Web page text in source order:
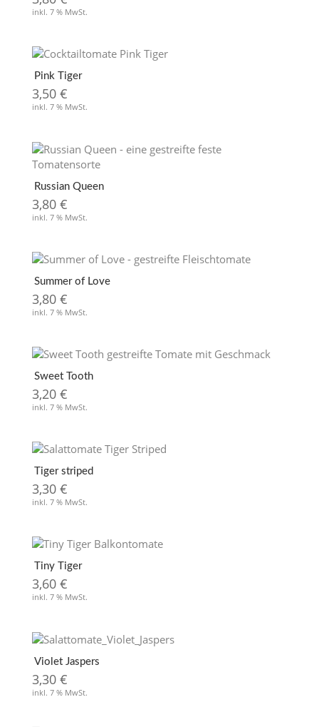
inkl. 7 % MwSt.
Pink Tiger
3,50 €
inkl. 7 % MwSt.
Russian Queen
3,80 €
inkl. 7 % MwSt.
Summer of Love
3,80 €
inkl. 7 % MwSt.
Sweet Tooth
3,20 €
inkl. 7 % MwSt.
Tiger striped
3,30 €
inkl. 7 % MwSt.
Tiny Tiger
3,60 €
inkl. 7 % MwSt.
Violet Jaspers
3,30 €
inkl. 7 % MwSt.